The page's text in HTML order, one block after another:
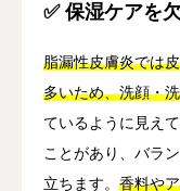
✅ 保湿ケアを
脂漏性皮膚炎では
多いため、洗顔・
ているように見え
ことがあり、バラ
立ちます。 香料や